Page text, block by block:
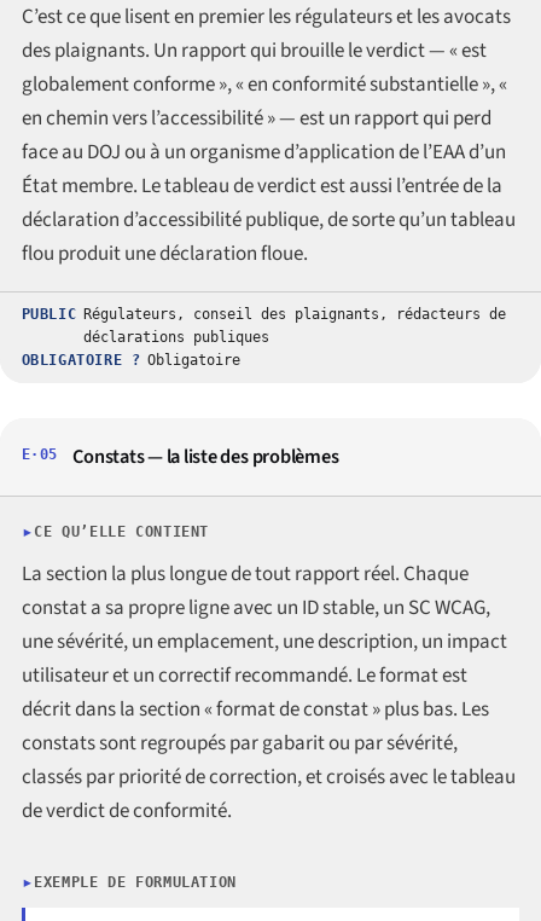
C’est ce que lisent en premier les régulateurs et les avocats
des plaignants. Un rapport qui brouille le verdict — « est
globalement conforme », « en conformité substantielle », «
en chemin vers l’accessibilité » — est un rapport qui perd
face au DOJ ou à un organisme d’application de l’EAA d’un
État membre. Le tableau de verdict est aussi l’entrée de la
déclaration d’accessibilité publique, de sorte qu’un tableau
flou produit une déclaration floue.
PUBLIC Régulateurs, conseil des plaignants, rédacteurs de
déclarations publiques
OBLIGATOIRE ? Obligatoire
E·05 Constats — la liste des problèmes
CE QU’ELLE CONTIENT
La section la plus longue de tout rapport réel. Chaque
constat a sa propre ligne avec un ID stable, un SC WCAG,
une sévérité, un emplacement, une description, un impact
utilisateur et un correctif recommandé. Le format est
décrit dans la section « format de constat » plus bas. Les
constats sont regroupés par gabarit ou par sévérité,
classés par priorité de correction, et croisés avec le tableau
de verdict de conformité.
EXEMPLE DE FORMULATION